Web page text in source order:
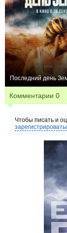
Последний день
Комментарии 0
Чтобы писать и